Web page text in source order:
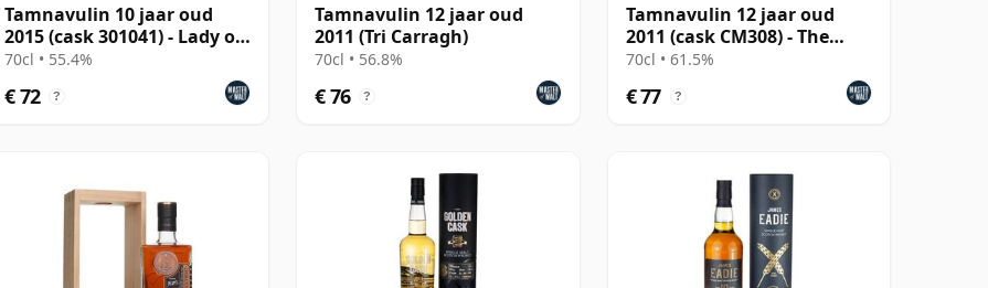
Tamnavulin 10 jaar oud
2015 (cask 301041) - Lady of
the Glen
70cl • 55.4%
€ 72 ?
Tamnavulin 12 jaar oud
2011 (Tri Carragh)
70cl • 56.8%
€ 76 ?
Tamnavulin 12 jaar oud
2011 (cask CM308) - The
Golden Cask
70cl • 61.5%
€ 77 ?